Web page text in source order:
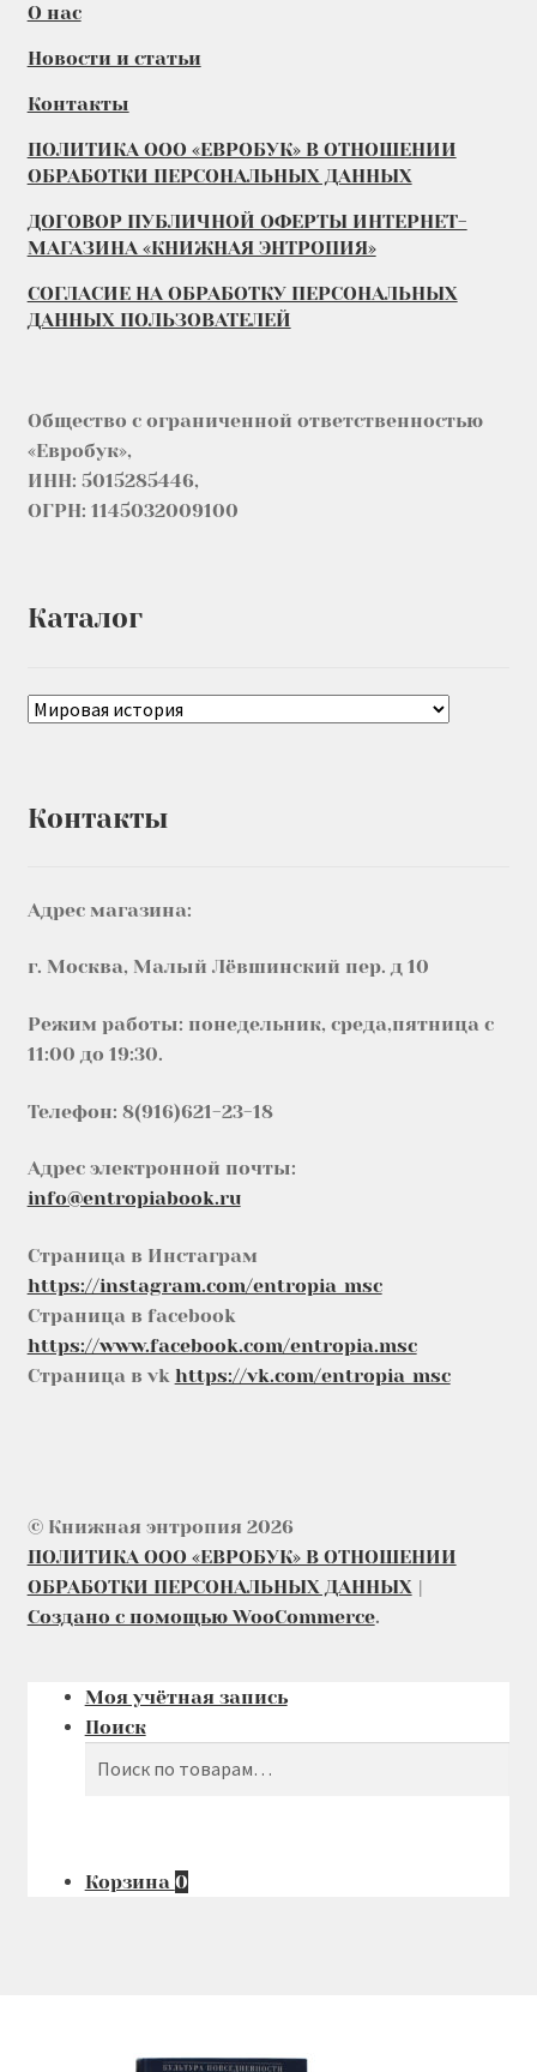
О нас
Новости и статьи
Контакты
ПОЛИТИКА ООО «ЕВРОБУК» В ОТНОШЕНИИ
ОБРАБОТКИ ПЕРСОНАЛЬНЫХ ДАННЫХ
ДОГОВОР ПУБЛИЧНОЙ ОФЕРТЫ ИНТЕРНЕТ-
МАГАЗИНА «КНИЖНАЯ ЭНТРОПИЯ»
СОГЛАСИЕ НА ОБРАБОТКУ ПЕРСОНАЛЬНЫХ
ДАННЫХ ПОЛЬЗОВАТЕЛЕЙ
Общество с ограниченной ответственностью
«Евробук»,
ИНН: 5015285446,
ОГРН: 1145032009100
Каталог
Контакты
Адрес магазина:
г. Москва, Малый Лёвшинский пер. д 10
Режим работы: понедельник, среда,пятница с
11:00 до 19:30.
Телефон: 8(916)621-23-18
Адрес электронной почты:
info@entropiabook.ru
Страница в Инстаграм
https://instagram.com/entropia_msc
Страница в facebook
https://www.facebook.com/entropia.msc
Страница в vk https://vk.com/entropia_msc
© Книжная энтропия 2026
ПОЛИТИКА ООО «ЕВРОБУК» В ОТНОШЕНИИ
ОБРАБОТКИ ПЕРСОНАЛЬНЫХ ДАННЫХ
Создано с помощью WooCommerce.
Моя учётная запись
Поиск
Корзина 0